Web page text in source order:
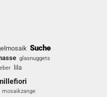
Suche
glasnuggets
lila
mosaikzange